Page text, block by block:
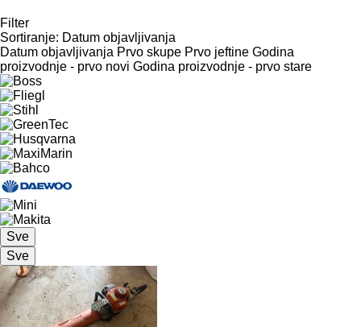
Filter
Sortiranje: Datum objavljivanja
Datum objavljivanja Prvo skupe Prvo jeftine Godina
proizvodnje - prvo novi Godina proizvodnje - prvo stare
Sve
Sve